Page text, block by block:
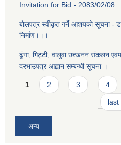
Invitation for Bid - 2083/02/08
बोलपत्र स्वीकृत गर्ने आशयको सूचना -
निर्माण।।।
ढूंगा, गिट्टी, वालुवा उत्खनन संकलन एवम्
दरभाउपत्र आह्वान सम्बन्धी सूचना ।
Pages
1 2 3 4
last
अन्य